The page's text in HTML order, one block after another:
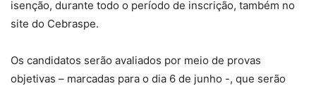
isenção, durante todo o período de inscrição, também no
site do Cebraspe.
Os candidatos serão avaliados por meio de provas
objetivas – marcadas para o dia 6 de junho -, que serão